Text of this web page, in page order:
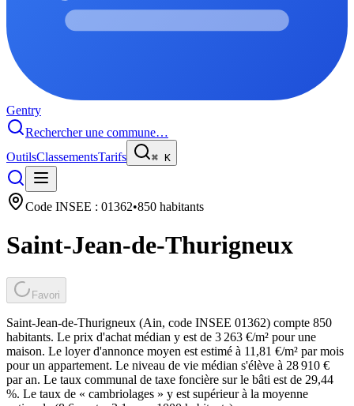
Gentry
Rechercher une commune…
OutilsClassementsTarifs ⌘ K
Code INSEE : 01362•850 habitants
Saint-Jean-de-Thurigneux
Favori
Saint-Jean-de-Thurigneux (Ain, code INSEE 01362) compte 850
habitants. Le prix d'achat médian y est de 3 263 €/m² pour une
maison. Le loyer d'annonce moyen est estimé à 11,81 €/m² par mois
pour un appartement. Le niveau de vie médian s'élève à 28 910 €
par an. Le taux communal de taxe foncière sur le bâti est de 29,44
%. Le taux de « cambriolages » y est supérieur à la moyenne